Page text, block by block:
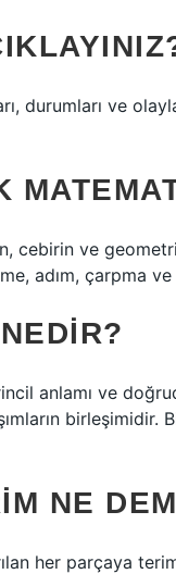
durumları ve
cebirin ve
adım, çarpma
anlamı ve
NE
her parçaya